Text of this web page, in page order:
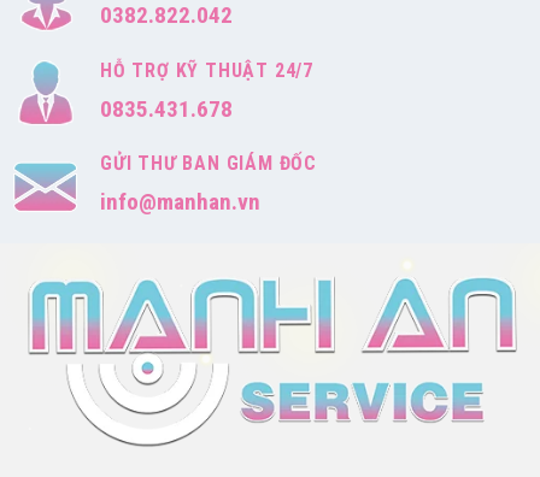
0382.822.042
HỖ TRỢ KỸ THUẬT 24/7
0835.431.678
GỬI THƯ BAN GIÁM ĐỐC
info@manhan.vn